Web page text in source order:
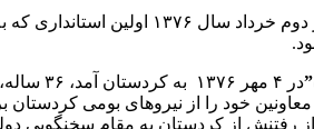
با تغییر مجدد دولت و روی
در ۴
خود را از نیروهای بومی
رفتنش از کردستان به مقام سخنگویی